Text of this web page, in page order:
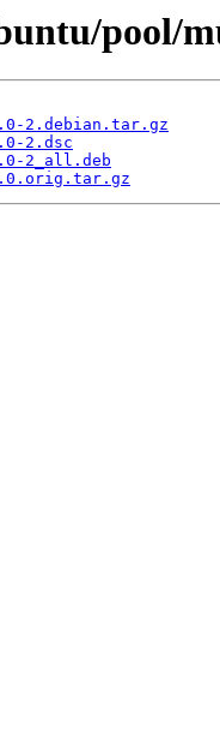
pool/
2.debian.tar.gz
2.dsc
2_all.deb